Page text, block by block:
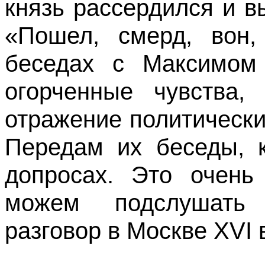
князь рассердился и
«Пошел, смерд,
беседах с
огорченные
отражение
Передам их беседы,
допросах. Это
можем подслушать
разговор в Москве XVI